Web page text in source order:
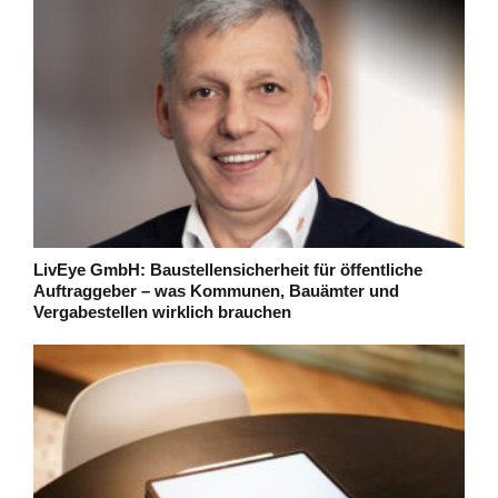
LivEye GmbH: Baustellensicherheit für öffentliche
Auftraggeber – was Kommunen, Bauämter und
Vergabestellen wirklich brauchen